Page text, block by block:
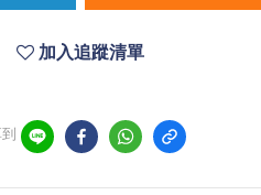
加入追蹤清單